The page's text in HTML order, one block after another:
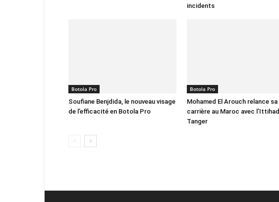
incidents
Botola Pro
Soufiane Benjdida, le nouveau visage
de l’efficacité en Botola Pro
Botola Pro
Mohamed El Arouch relance sa
carrière au Maroc avec l’Ittihad
Tanger